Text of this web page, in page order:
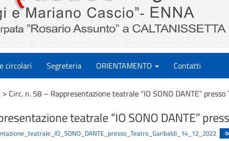
circolari Segreteria ORIENTAMENTO Contatti
> Circ. n. 58 – Rappresentazione teatrale “IO SONO DANTE” presso
teatrale “IO SONO DANTE”